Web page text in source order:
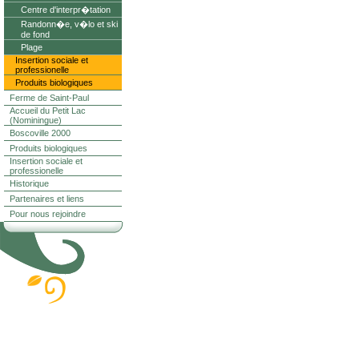
Centre d'interpr�tation
Randonn�e, v�lo et ski
de fond
Plage
Insertion sociale et
professionelle
Produits biologiques
Ferme de Saint-Paul
Accueil du Petit Lac
(Nominingue)
Boscoville 2000
Produits biologiques
Insertion sociale et
professionelle
Historique
Partenaires et liens
Pour nous rejoindre